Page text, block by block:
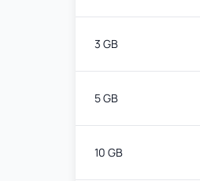
3 GB
5 GB
10 GB